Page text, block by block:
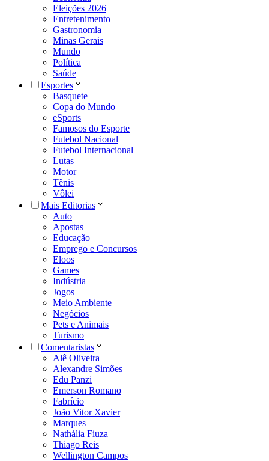
Eleições 2026
Entretenimento
Gastronomia
Minas Gerais
Mundo
Política
Saúde
Esportes
Basquete
Copa do Mundo
eSports
Famosos do Esporte
Futebol Nacional
Futebol Internacional
Lutas
Motor
Tênis
Vôlei
Mais Editorias
Auto
Apostas
Educação
Emprego e Concursos
Eloos
Games
Indústria
Jogos
Meio Ambiente
Negócios
Pets e Animais
Turismo
Comentaristas
Alê Oliveira
Alexandre Simões
Edu Panzi
Emerson Romano
Fabrício
João Vitor Xavier
Marques
Nathália Fiuza
Thiago Reis
Wellington Campos